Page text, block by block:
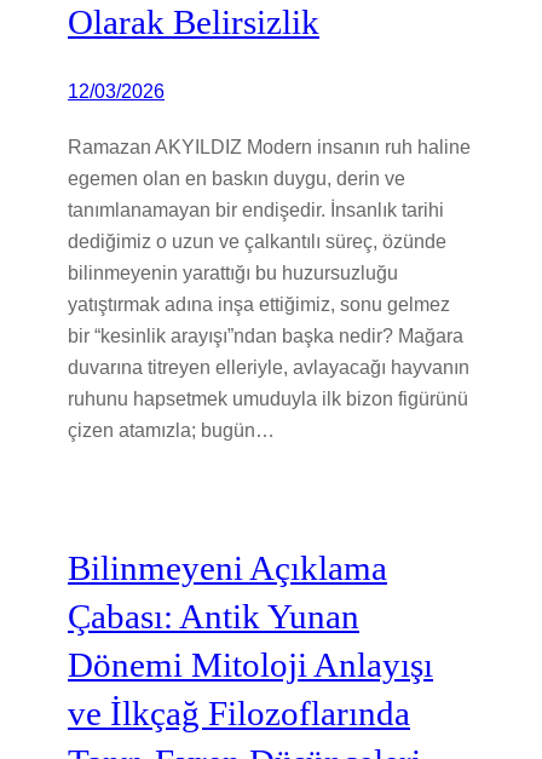
Olarak Belirsizlik
12/03/2026
Ramazan AKYILDIZ Modern insanın ruh haline
egemen olan en baskın duygu, derin ve
tanımlanamayan bir endişedir. İnsanlık tarihi
dediğimiz o uzun ve çalkantılı süreç, özünde
bilinmeyenin yarattığı bu huzursuzluğu
yatıştırmak adına inşa ettiğimiz, sonu gelmez
bir “kesinlik arayışı”ndan başka nedir? Mağara
duvarına titreyen elleriyle, avlayacağı hayvanın
ruhunu hapsetmek umuduyla ilk bizon figürünü
çizen atamızla; bugün…
Bilinmeyeni Açıklama
Çabası: Antik Yunan
Dönemi Mitoloji Anlayışı
ve İlkçağ Filozoflarında